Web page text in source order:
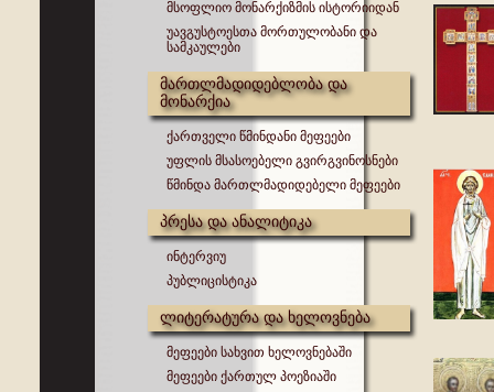
მსოფლიო მონარქიზმის ისტორიიდან
უავგუსტოესთა მორთულობანი და
სამკაულები
მართლმადიდებლობა და
მონარქია
ქართველი წმინდანი მეფეები
უფლის მსასოებელი გვირგვინოსნები
წმინდა მართლმადიდებელი მეფეები
პრესა და ანალიტიკა
ინტერვიუ
პუბლიცისტიკა
ლიტერატურა და ხელოვნება
მეფეები სახვით ხელოვნებაში
მეფეები ქართულ პოეზიაში